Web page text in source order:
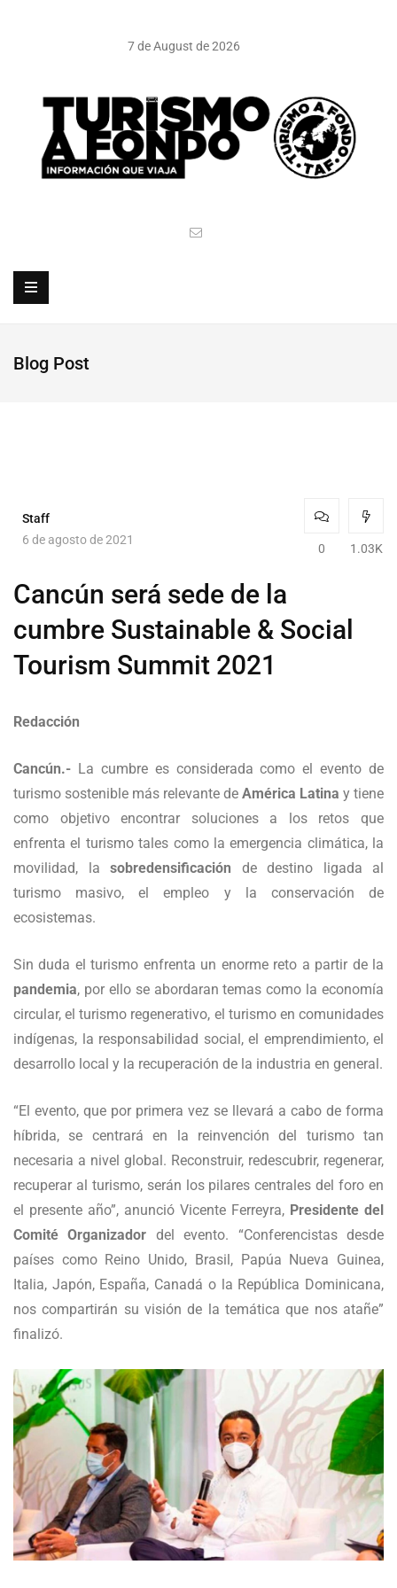
7 de August de 2026
Blog Post
Staff
6 de agosto de 2021
0 1.03K
Cancún será sede de la
cumbre Sustainable & Social
Tourism Summit 2021
Redacción
Cancún.- La cumbre es considerada como el evento de
turismo sostenible más relevante de América Latina y tiene
como objetivo encontrar soluciones a los retos que
enfrenta el turismo tales como la emergencia climática, la
movilidad, la sobredensificación de destino ligada al
turismo masivo, el empleo y la conservación de
ecosistemas.
Sin duda el turismo enfrenta un enorme reto a partir de la
pandemia, por ello se abordaran temas como la economía
circular, el turismo regenerativo, el turismo en comunidades
indígenas, la responsabilidad social, el emprendimiento, el
desarrollo local y la recuperación de la industria en general.
“El evento, que por primera vez se llevará a cabo de forma
híbrida, se centrará en la reinvención del turismo tan
necesaria a nivel global. Reconstruir, redescubrir, regenerar,
recuperar al turismo, serán los pilares centrales del foro en
el presente año”, anunció Vicente Ferreyra, Presidente del
Comité Organizador del evento. “Conferencistas desde
países como Reino Unido, Brasil, Papúa Nueva Guinea,
Italia, Japón, España, Canadá o la República Dominicana,
nos compartirán su visión de la temática que nos atañe”
finalizó.